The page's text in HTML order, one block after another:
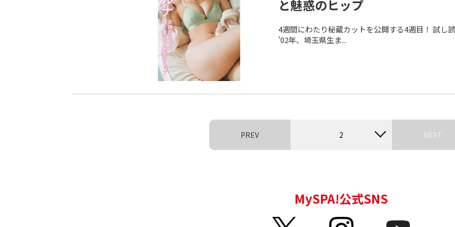
と魅惑のヒップ
4週間にわたり秘蔵カットを公開する4週目！ 試し
'02年、埼玉県生ま...
PREV 2 NEXT